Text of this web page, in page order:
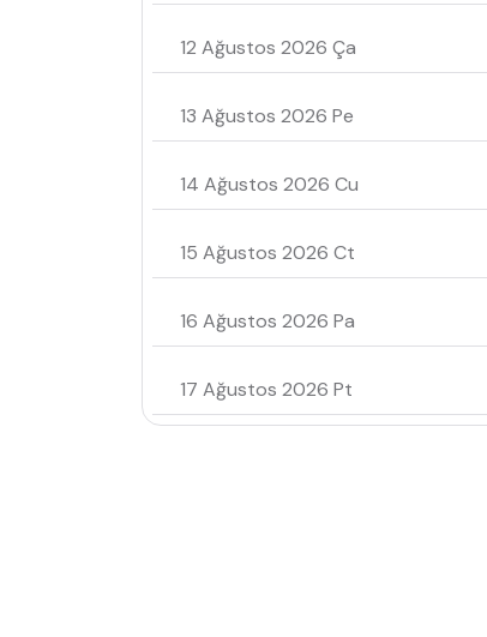
12 Ağustos 2026 Ça
13 Ağustos 2026 Pe
14 Ağustos 2026 Cu
15 Ağustos 2026 Ct
16 Ağustos 2026 Pa
17 Ağustos 2026 Pt